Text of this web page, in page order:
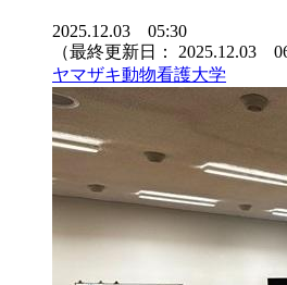
2025.12.03 05:30
（最終更新日： 2025.12.03
ヤマザキ動物看護大学